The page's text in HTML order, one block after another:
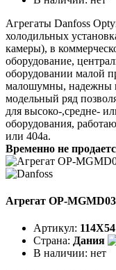
Агрегаты Danfoss
холодильных
камеры), в
оборудование,
оборудовании малой
малошумны, надежны
модельный ряд
для высоко-,средне-
оборудования,
или 404a.
Временно не
Агрегат OP-
Артикул:
Страна: Дания
В наличии: нет